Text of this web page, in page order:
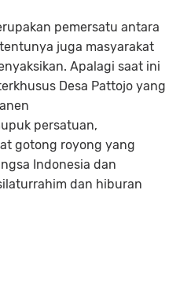
pemersatu antara
juga masyarakat
Apalagi saat ini
Desa Pattojo yang
persatuan,
gotong royong yang
Indonesia dan
dan hiburan